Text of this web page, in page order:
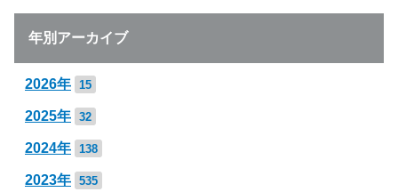
年別アーカイブ
2026年 15
2025年 32
2024年 138
2023年 535